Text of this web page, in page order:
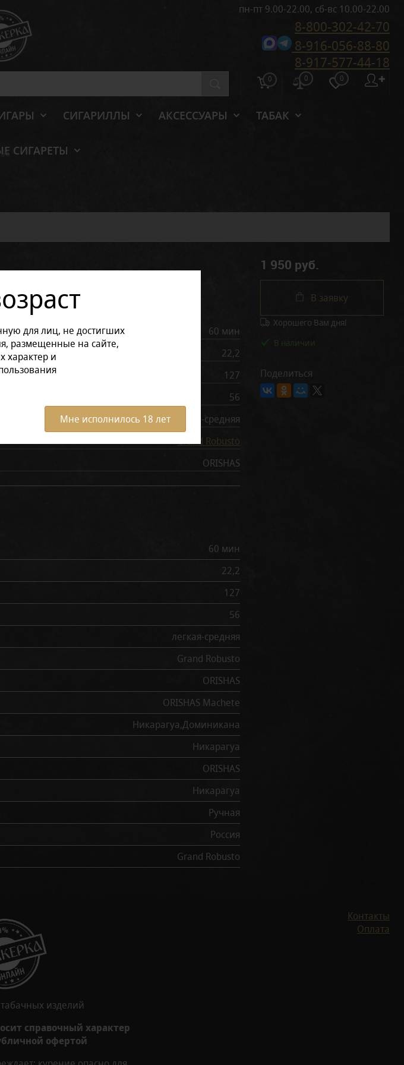
пн-пт 9.00-22.00, сб-вс 10.00-22.00
8-800-302-42-70
8-916-056-88-80
8-917-577-44-18
0 0 0 ✚
СИГАРИЛЛЫ АКСЕССУАРЫ ТАБАК
СИГАРЕТЫ
для лиц, не достигших
размещенные на сайте,
характер и
Мне исполнилось 18 лет
60 мин
22,2
127
56
легкая-средняя
Grand Robusto
ORISHAS
60 мин
22,2
127
56
легкая-средняя
Grand Robusto
ORISHAS
ORISHAS Machete
Никарагуа,Доминикана
Никарагуа
ORISHAS
Никарагуа
Ручная
Россия
Grand Robusto
1 950 руб.
В заявку
Хорошего Вам дня!
В наличии
Поделиться
изделий
справочный характер
офертой
Контакты
Оплата